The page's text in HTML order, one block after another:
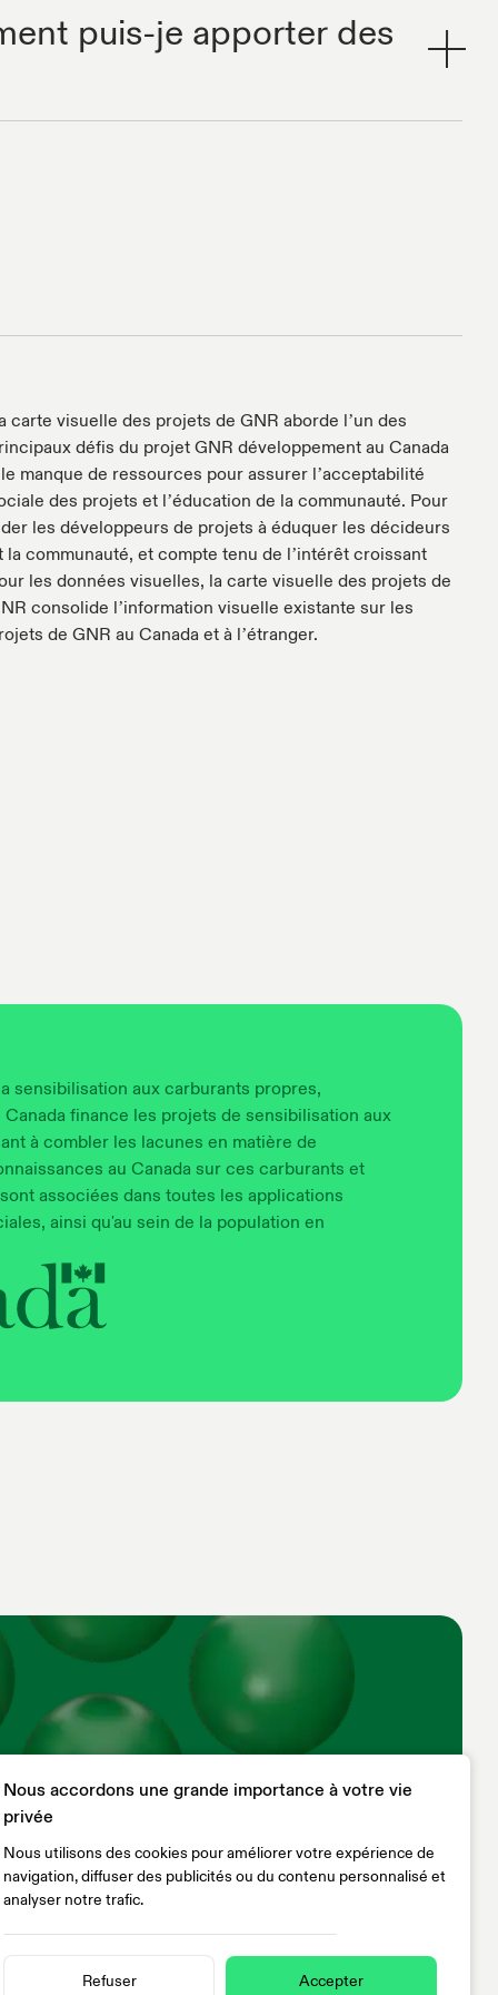
Nous accordons une grande importance à votre vie
privée
Nous utilisons des cookies pour améliorer votre expérience de
navigation, diffuser des publicités ou du contenu personnalisé et
analyser notre trafic.
Refuser Accepter
puis-je apporter des
carte visuelle des projets de GNR aborde l’un des
défis du projet GNR développement au Canada
manque de ressources pour assurer l’acceptabilité
des projets et l’éducation de la communauté. Pour
les développeurs de projets à éduquer les décideurs
la communauté, et compte tenu de l’intérêt croissant
les données visuelles, la carte visuelle des projets de
consolide l’information visuelle existante sur les
de GNR au Canada et à l’étranger.
sensibilisation aux carburants propres,
finance les projets de sensibilisation aux
à combler les lacunes en matière de
au Canada sur ces carburants et
associées dans toutes les applications
ainsi qu'au sein de la population en
Contactez-Nous Ajoutez votre projet
Terms© 2023 All Rights Reserved Biogas